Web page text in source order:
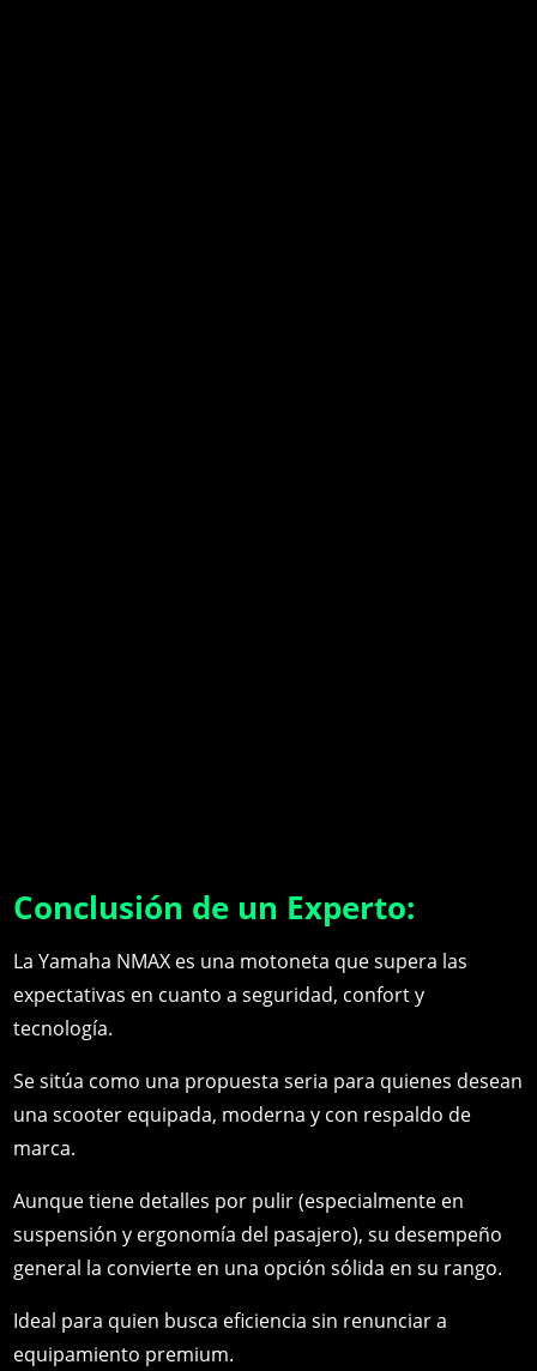
Conclusión de un Experto:
La Yamaha NMAX es una motoneta que supera las
expectativas en cuanto a seguridad, confort y
tecnología.
Se sitúa como una propuesta seria para quienes desean
una scooter equipada, moderna y con respaldo de
marca.
Aunque tiene detalles por pulir (especialmente en
suspensión y ergonomía del pasajero), su desempeño
general la convierte en una opción sólida en su rango.
Ideal para quien busca eficiencia sin renunciar a
equipamiento premium.